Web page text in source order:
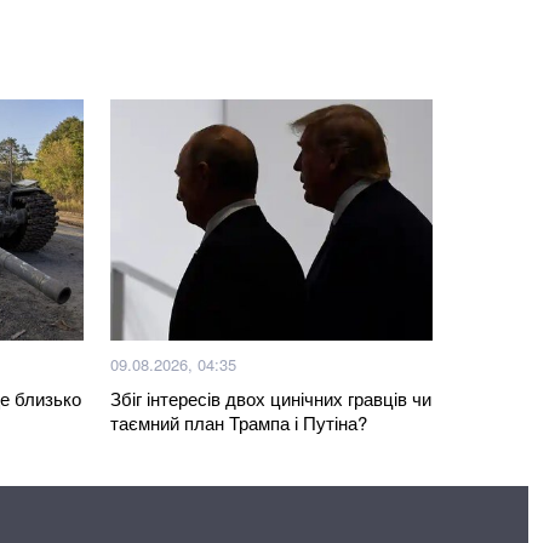
військкоматів: що тепер можуть ТЦК
у польському секонд-хенді і знайшла в
листа
бійців закарпатського батальйону
стані (відео)
архітектурного шарму міста
у Тернополі продають масло з заводу, який
на руїни
близько
09.08.2026, 04:35
Збіг інтересів двох цинічних гравців чи
таємний план Трампа і Путіна?